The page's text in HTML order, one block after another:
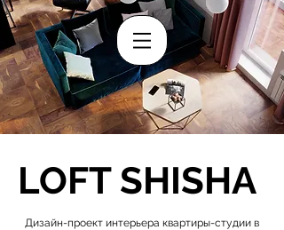
LOFT SHISHA
Дизайн-проект интерьера квартиры-студии в